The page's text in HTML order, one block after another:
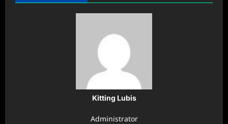
Kitting Lubis
Administrator